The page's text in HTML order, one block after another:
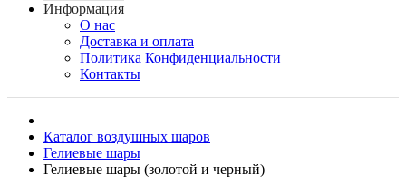
Информация
О нас
Доставка и оплата
Политика Конфиденциальности
Контакты
Каталог воздушных шаров
Гелиевые шары
Гелиевые шары (золотой и черный)